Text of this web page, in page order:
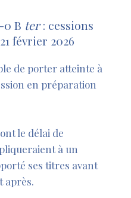
0 B ter: cessions
février 2026
de porter atteinte à
en préparation
le délai de
à un
ses titres avant
après.